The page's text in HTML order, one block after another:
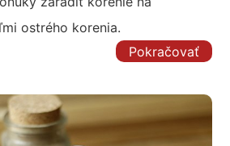
ostrého korenia.
Pokračovať